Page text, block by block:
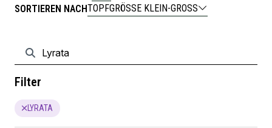
SORTIEREN NACHTOPFGRÖSSE KLEIN-GROSS
Filter
LYRATA